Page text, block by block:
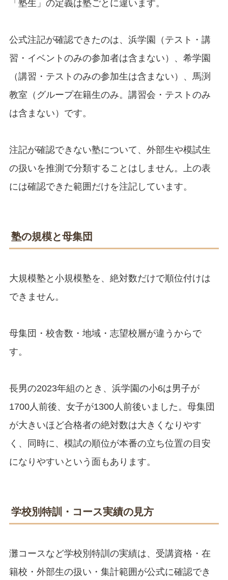
「塾生」の定義は塾ごとに違います。
公式注記が確認できたのは、浜学園（テスト・講
習・イベントのみの参加者は含まない）、希学園
（講習・テストのみの参加生は含まない）、馬渕
教室（グループ在籍生のみ。講習会・テストのみ
は含まない）です。
注記が確認できない塾について、外部生や模試生
の扱いを推測で分類することはしません。上の表
には確認できた範囲だけを注記しています。
塾の規模と母集団
大規模塾と小規模塾を、絶対数だけで順位付けは
できません。
母集団・校舎数・地域・志望校層が違うからで
す。
長男の2023年組のとき、浜学園の小6は男子が
1700人前後、女子が1300人前後いました。母集団
が大きいほど合格者の絶対数は大きくなりやす
く、同時に、模試の順位が本番の立ち位置の目安
になりやすいという面もあります。
学校別特訓・コース実績の見方
灘コースなど学校別特訓の実績は、受講資格・在
籍校・外部生の扱い・集計範囲が公式に確認でき